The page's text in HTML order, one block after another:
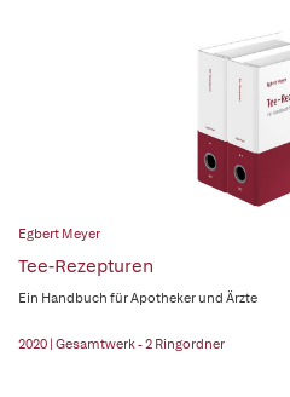
Egbert Meyer
Tee-Rezepturen
Ein Handbuch für Apotheker und Ärzte
2020 | Gesamtwerk - 2 Ringordner